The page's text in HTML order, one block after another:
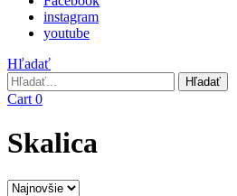
instagram
youtube
Hľadať
Hľadať
Hľadať
Cart 0
Skalica